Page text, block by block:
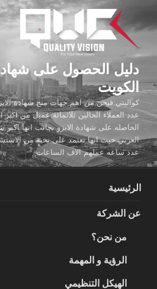
المحتوى
دليل الحصول على
الكويت
كواليتي فيجن من اهم جهات منح شهادة
عدد العملاء الحالين ثلاثمائة عميل من
الحاصله على شهادة الايزو بجانب انها اكبر
العربي حيث انها تعتمد على نخبة من
عدد ساعه عملهم الاف الساعات
الرئيسية
عن الشركة
من نحن؟
الرؤية و المهمة
الهيكل التنظيمي